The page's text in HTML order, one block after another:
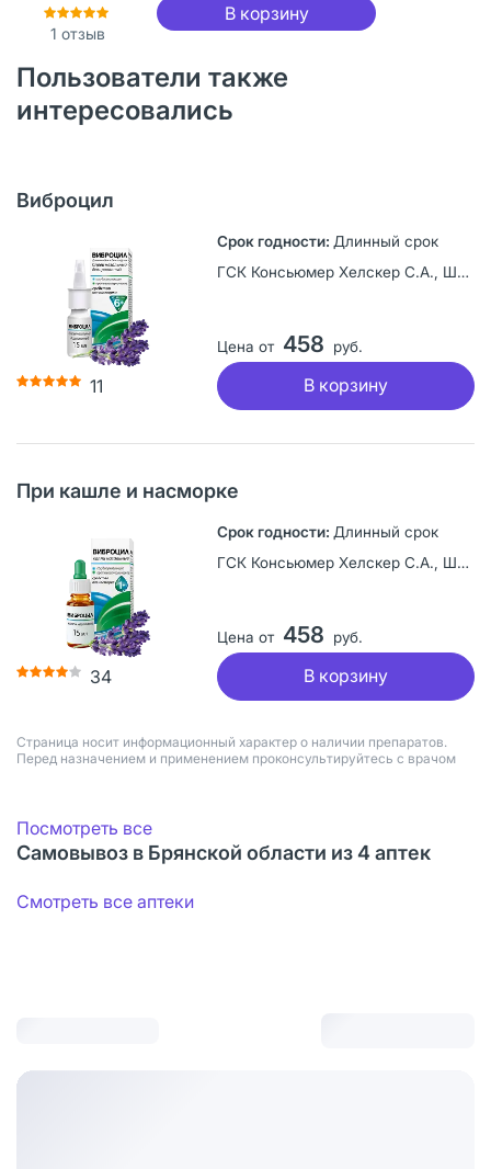
1 отзыв
В корзину
Пользователи также
интересовались
Виброцил
11
Длинный срок
ГСК Консьюмер Хелскер С.А., Швейцария
Цена от 458 руб.
В корзину
При кашле и насморке
34
Длинный срок
ГСК Консьюмер Хелскер С.А., Швейцария
Цена от 458 руб.
В корзину
Страница носит информационный характер о наличии препаратов.
Перед назначением и применением проконсультируйтесь с врачом
Посмотреть все
Самовывоз в Брянской области из 4 аптек
Смотреть все аптеки